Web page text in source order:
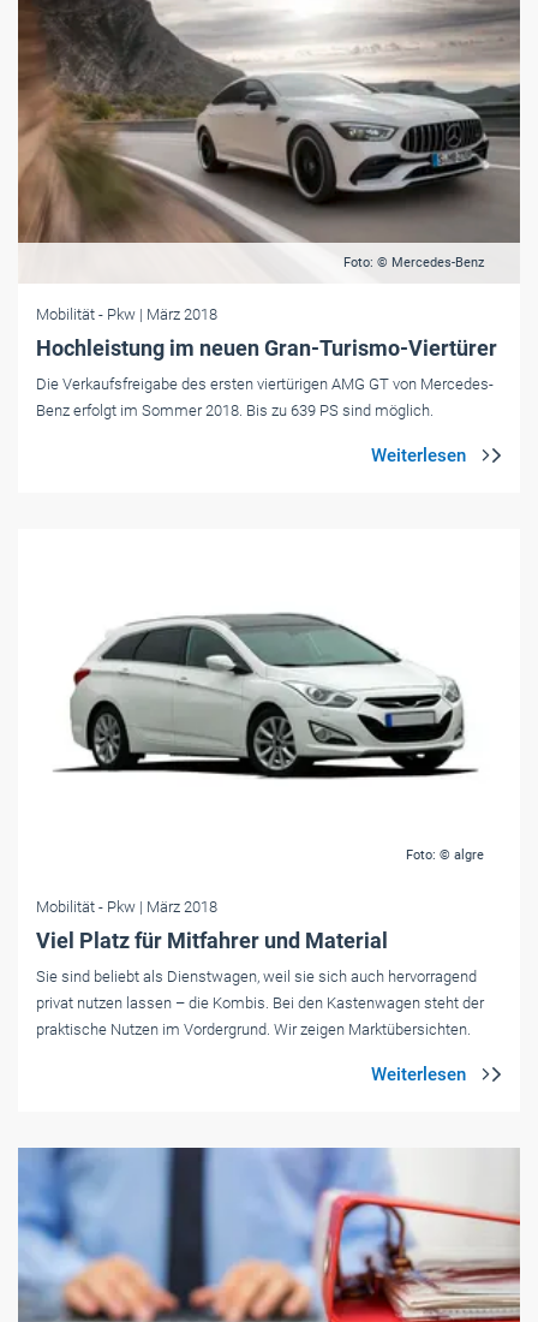
Foto: © Mercedes-Benz
Mobilität - Pkw | März 2018
Hochleistung im neuen Gran-Turismo-Viertürer
Die Verkaufsfreigabe des ersten viertürigen AMG GT von Mercedes-
Benz erfolgt im Sommer 2018. Bis zu 639 PS sind möglich.
Foto: © algre
Mobilität - Pkw | März 2018
Viel Platz für Mitfahrer und Material
Sie sind beliebt als Dienstwagen, weil sie sich auch hervorragend
privat nutzen lassen – die Kombis. Bei den Kastenwagen steht der
praktische Nutzen im Vordergrund. Wir zeigen Marktübersichten.